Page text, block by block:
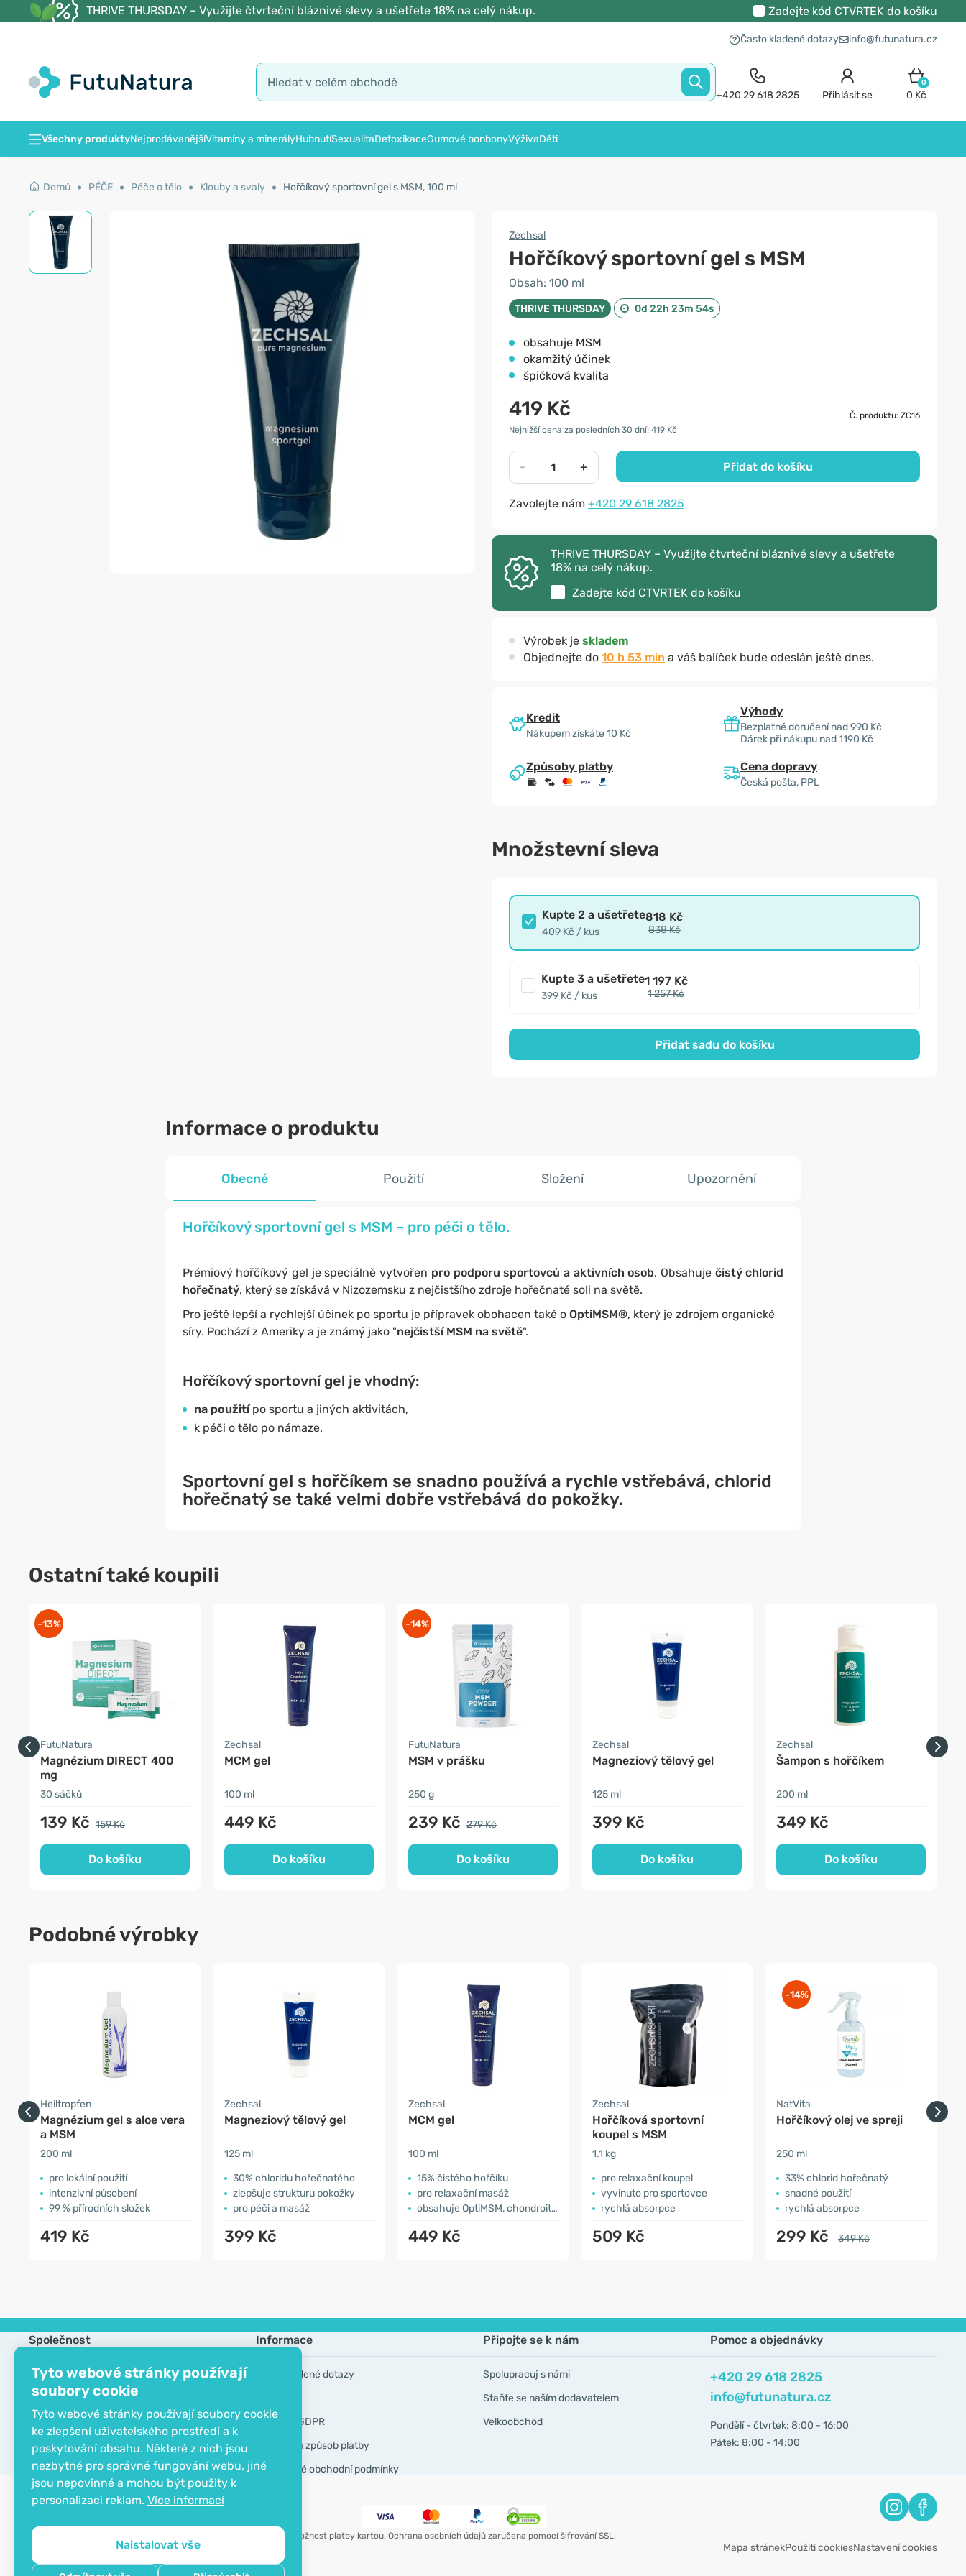
Tyto webové stránky používají
soubory cookie
Tyto webové stránky používají soubory cookie
ke zlepšení uživatelského prostředí a k
poskytování obsahu. Některé z nich jsou
nezbytné pro správné fungování webu, jiné
jsou nepovinné a mohou být použity k
personalizaci reklam. Více informací
Naistalovat vše
THRIVE THURSDAY – Využijte čtvrteční bláznivé slevy a ušetřete 18% na celý nákup. Zadejte kód CTVRTEKdo košíku
Často kladené dotazy info@futunatura.cz
+420 29 618 2825 Přihlásit se
0
0 Kč
Všechny produktyNejprodávanějšíVitamíny a minerályHubnutíSexualitaDetoxikaceGumové bonbonyVýživaDěti
Domů PÉČE Péče o tělo Klouby a svaly Hořčíkový sportovní gel s MSM, 100 ml
Zechsal
Hořčíkový sportovní gel s MSM
Obsah: 100 ml
THRIVE THURSDAY 0d 22h 23m 53s
obsahuje MSM
okamžitý účinek
špičková kvalita
419 Kč
Č. produktu: ZC16
Nejnižší cena za posledních 30 dní: 419 Kč
- + Přidat do košíku
Zavolejte nám +420 29 618 2825
THRIVE THURSDAY – Využijte čtvrteční bláznivé slevy a ušetřete
18% na celý nákup.
Zadejte kód CTVRTEK do košíku
Výrobek je skladem
Objednejte do 10 h 53 min a váš balíček bude odeslán ještě dnes.
Kredit
Nákupem získáte 10 Kč
Výhody
Bezplatné doručení nad 990 Kč
Dárek při nákupu nad 1190 Kč
Způsoby platby Cena dopravy
Česká pošta, PPL
Množstevní sleva
Kupte 2 a ušetřete
409 Kč / kus
818 Kč
838 Kč
Kupte 3 a ušetřete
399 Kč / kus
1 197 Kč
1 257 Kč
Přidat sadu do košíku
Informace o produktu
Obecné Použití Složení Upozornění
Hořčíkový sportovní gel s MSM – pro péči o tělo.
Prémiový hořčíkový gel je speciálně vytvořen pro podporu sportovců a aktivních osob. Obsahuje čistý chlorid
hořečnatý, který se získává v Nizozemsku z nejčistšího zdroje hořečnaté soli na světě.
Pro ještě lepší a rychlejší účinek po sportu je přípravek obohacen také o OptiMSM®, který je zdrojem organické
síry. Pochází z Ameriky a je známý jako "nejčistší MSM na světě".
Hořčíkový sportovní gel je vhodný:
na použitípo sportu a jiných aktivitách,
k péči o tělo po námaze.
Sportovní gel s hořčíkem se snadno používá a rychle vstřebává, chlorid
hořečnatý se také velmi dobře vstřebává do pokožky.
Ostatní také koupili
-13%
FutuNatura
Magnézium DIRECT 400
mg
30 sáčků
139 Kč 159 Kč
Do košíku
Zechsal
MCM gel
100 ml
449 Kč
Do košíku
-14%
FutuNatura
MSM v prášku
250 g
239 Kč 279 Kč
Do košíku
Zechsal
Magneziový tělový gel
125 ml
399 Kč
Do košíku
Zechsal
Šampon s hořčíkem
200 ml
349 Kč
Do košíku
Podobné výrobky
Heiltropfen
Magnézium gel s aloe vera
a MSM
200 ml
pro lokální použití
intenzivní působení
99 % přírodních složek
419 Kč
Zechsal
Magneziový tělový gel
125 ml
30% chloridu hořečnatého
zlepšuje strukturu pokožky
pro péči a masáž
399 Kč
Zechsal
MCM gel
100 ml
15% čistého hořčíku
pro relaxační masáž
obsahuje OptiMSM, chondroitin a zázvor
449 Kč
Zechsal
Hořčíková sportovní
koupel s MSM
1.1 kg
pro relaxační koupel
vyvinuto pro sportovce
rychlá absorpce
509 Kč
-14%
NatVita
Hořčíkový olej ve spreji
250 ml
33% chlorid hořečnatý
snadné použití
rychlá absorpce
299 Kč 349 Kč
Společnost
Kontakt
O společnosti
EKO certifikát
Informace
Často kladené dotazy
Nástroje GDPR
Doprava a způsob platby
Všeobecné obchodní podmínky
Připojte se k nám
Spolupracuj s námi
Staňte se naším dodavatelem
Velkoobchod
Pomoc a objednávky
+420 29 618 2825
info@futunatura.cz
Pondělí - čtvrtek: 8:00 - 16:00
Pátek: 8:00 - 14:00
Možnost platby kartou. Ochrana osobních údajů zaručena pomocí šifrování SSL.
Copyright © 2012 - 2026   |   Be Healthy Group d.o.o. Mapa stránekPoužití cookiesNastavení cookies